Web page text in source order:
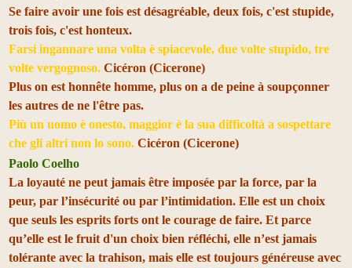
Se faire avoir une fois est désagréable, deux fois, c'est stupide,
trois fois, c'est honteux.
Farsi ingannare una volta è spiacevole, due volte stupido, tre
volte vergognoso. Cicéron (Cicerone)
Plus on est honnête homme, plus on a de peine à soupçonner
les autres de ne l'être pas.
Più un uomo è onesto, maggior è la sua difficoltà a sospettare
che gli altri non lo sono. Cicéron (Cicerone)
Paolo Coelho
La loyauté ne peut jamais être imposée par la force, par la
peur, par l’insécurité ou par l’intimidation. Elle est un choix
que seuls les esprits forts ont le courage de faire. Et parce
qu’elle est le fruit d'un choix bien réfléchi, elle n’est jamais
tolérante avec la trahison, mais elle est toujours généreuse avec